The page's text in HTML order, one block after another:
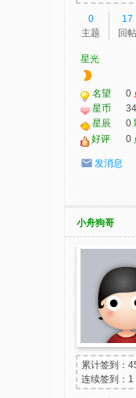
0
主题
17
回帖
星光
名望 0
星币
星辰
0
好评
0
发消息
小舟狗哥
累计签到：
连续签到：1